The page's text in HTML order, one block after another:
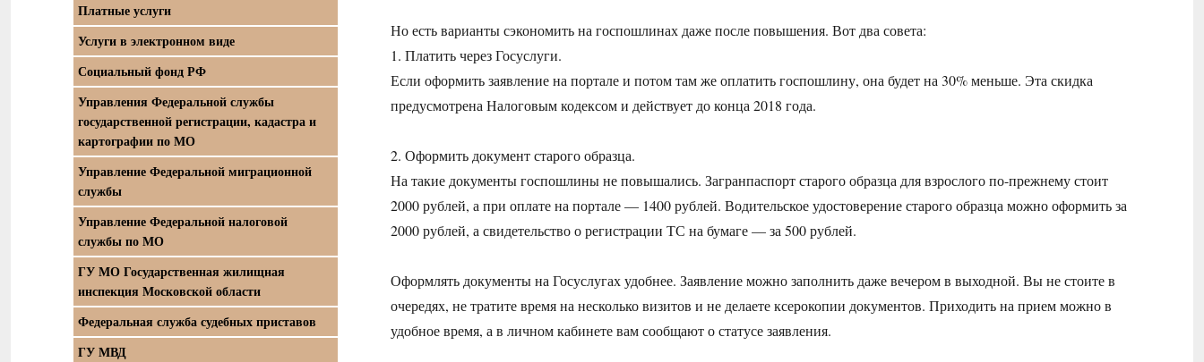
Но есть варианты сэкономить на госпошлинах даже после повышения. Вот два совета:
1. Платить через Госуслуги.
Если оформить заявление на портале и потом там же оплатить госпошлину, она будет на 30% меньше. Эта скидка
предусмотрена Налоговым кодексом и действует до конца 2018 года.
2. Оформить документ старого образца.
На такие документы госпошлины не повышались. Загранпаспорт старого образца для взрослого по-прежнему стоит
2000 рублей, а при оплате на портале — 1400 рублей. Водительское удостоверение старого образца можно оформить за
2000 рублей, а свидетельство о регистрации ТС на бумаге — за 500 рублей.
Оформлять документы на Госуслугах удобнее. Заявление можно заполнить даже вечером в выходной. Вы не стоите в
очередях, не тратите время на несколько визитов и не делаете ксерокопии документов. Приходить на прием можно в
удобное время, а в личном кабинете вам сообщают о статусе заявления.
Платные услуги
Услуги в электронном виде
Социальный фонд РФ
Управления Федеральной службы
государственной регистрации, кадастра и
картографии по МО
Управление Федеральной миграционной
службы
Управление Федеральной налоговой
службы по МО
ГУ МО Государственная жилищная
инспекция Московской области
Федеральная служба судебных приставов
ГУ МВД